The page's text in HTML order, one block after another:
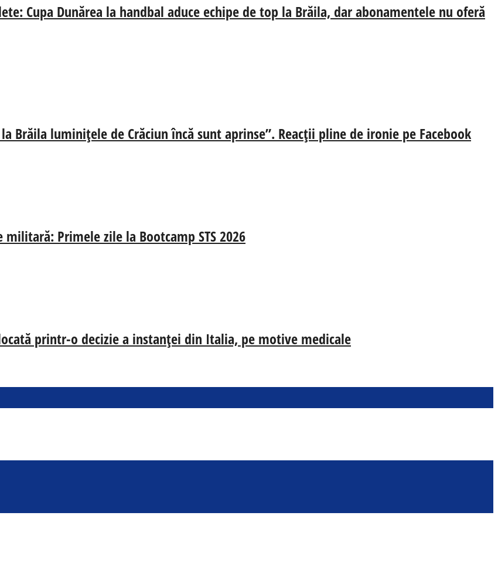
Cupa Dunărea la handbal aduce echipe de top la Brăila, dar abonamentele nu oferă
Brăila luminițele de Crăciun încă sunt aprinse”. Reacții pline de ironie pe Facebook
Primele zile la Bootcamp STS 2026
printr-o decizie a instanței din Italia, pe motive medicale